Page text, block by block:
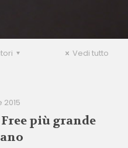
Vedi tutto
2015
più grande